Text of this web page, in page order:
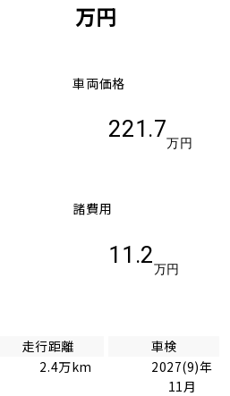
万円
車両価格
221.7
万円
諸費用
11.2
万円
走行距離
2.4万km
車検
2027(9)年
11月